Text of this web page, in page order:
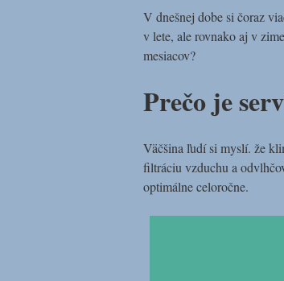
V dnešnej dobe si čoraz
v lete, ale rovnako aj v zime
mesiacov?
Prečo je
Väčšina ľudí si myslí. že
filtráciu vzduchu a
optimálne celoročne.